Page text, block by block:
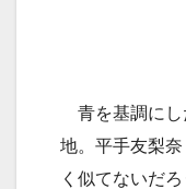
青を基調にし
地。平手友梨
く似てないだ